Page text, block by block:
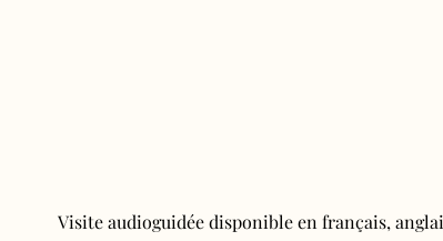
Visite audioguidée disponible en français,